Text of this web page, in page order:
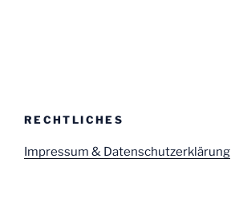
RECHTLICHES
Impressum & Datenschutzerklärung